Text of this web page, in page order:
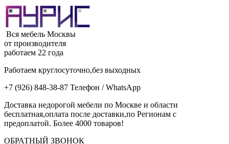
Вся мебель Москвы
от производителя
работаем 22 года
Работаем круглосуточно,без выходных
+7 (926) 848-38-87 Телефон / WhatsApp
Доставка недорогой мебели по Москве и области
бесплатная,оплата после доставки,по Регионам с
предоплатой. Более 4000 товаров!
ОБРАТНЫЙ ЗВОНОК